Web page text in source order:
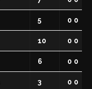
5 0 0
10 0 0
6 0 0
3 0 0